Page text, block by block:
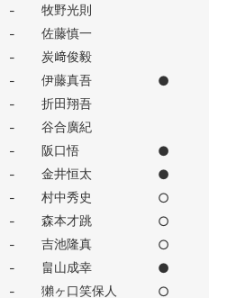
-
牧野光則
-
佐藤慎一
-
炭﨑俊毅
- 伊藤真吾
●
-
折田翔吾
-
谷合廣紀
- 阪口悟
●
- 金井恒太
●
- 村中秀史
○
- 森本才跳
○
- 吉池隆真
○
- 畠山成幸
●
- 獺ヶ口笑保人
○